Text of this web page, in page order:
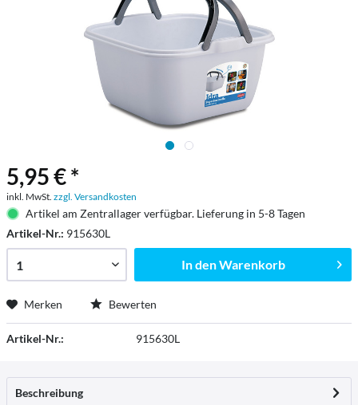
5,95 € *
inkl. MwSt. zzgl. Versandkosten
Artikel am Zentrallager verfügbar. Lieferung in 5-8 Tagen
Artikel-Nr.: 915630L
In denWarenkorb
Merken Bewerten
Artikel-Nr.: 915630L
Beschreibung